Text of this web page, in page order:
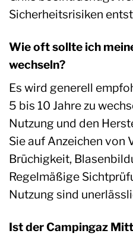
Sicherheitsrisiken
Wie oft sollte ich
wechseln?
Es wird generell
5 bis 10 Jahre zu
Nutzung und den
Sie auf Anzeichen von
Brüchigkeit,
Regelmäßige
Nutzung sind
Ist der Campingaz